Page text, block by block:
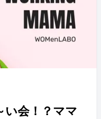
い会！？ママ